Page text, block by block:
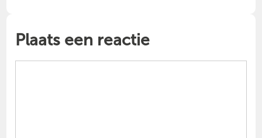
Plaats een reactie